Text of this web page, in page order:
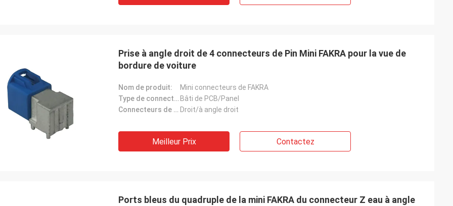
Prise à angle droit de 4 connecteurs de Pin Mini FAKRA pour la vue de
bordure de voiture
Nom de produit:
Mini connecteurs de FAKRA
Type de connecteur: Bâti de PCB/Panel
Connecteurs de circuits imprimés: Droit/à angle droit
Meilleur Prix Contactez
Ports bleus du quadruple de la mini FAKRA du connecteur Z eau à angle